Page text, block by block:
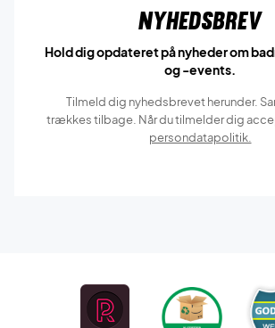
Nyhedsbrev
Hold dig opdateret på nyheder om
og -events.
Tilmeld dig nyhedsbrevet herunder.
trækkes tilbage. Når du tilmelder dig
persondatapolitik.